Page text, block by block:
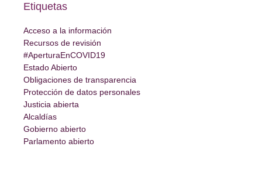
Etiquetas
Acceso a la información
Recursos de revisión
#AperturaEnCOVID19
Estado Abierto
Obligaciones de transparencia
Protección de datos personales
Justicia abierta
Alcaldías
Gobierno abierto
Parlamento abierto